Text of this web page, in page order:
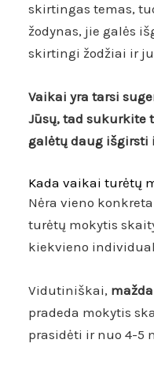
skirtingas temas,
žodynas, jie galės
skirtingi žodžiai ir
Vaikai yra tarsi
Jūsų, tad sukurkite
galėtų daug išgirsti
Kada vaikai turėtų
Nėra vieno
turėtų mokytis
kiekvieno
Vidutiniškai,
pradeda mokytis
prasidėti ir nuo 4-5